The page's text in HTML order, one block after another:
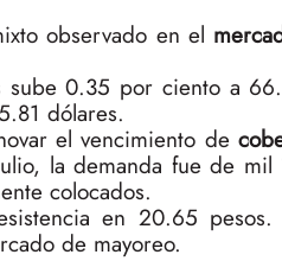
observado en el
sube 0.35 por ciento a
dólares.
el vencimiento de
la demanda fue de
colocados.
en 20.65
de mayoreo.